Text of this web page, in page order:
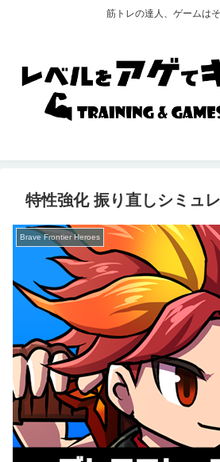
筋トレの達人、ゲームは
特性強化 振り直しシミュ
Brave Frontier Heroes